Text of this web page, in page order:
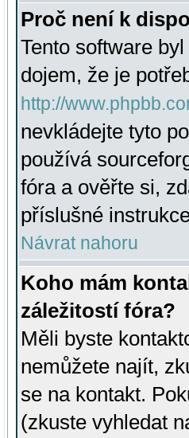
Proč není k
Tento software
dojem, že je
http://
nevkládejte tyto
používá
fóra a ověřte si,
příslušné
Návrat nahoru
Koho mám
záležitostí fóra?
Měli byste
nemůžete najít,
se na kontakt.
(zkuste vyhledat